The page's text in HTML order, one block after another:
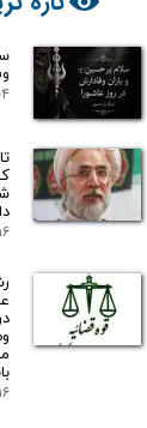
۰۴
۱۶ خرداد ۰۵
۱۶ خرداد ۰۵